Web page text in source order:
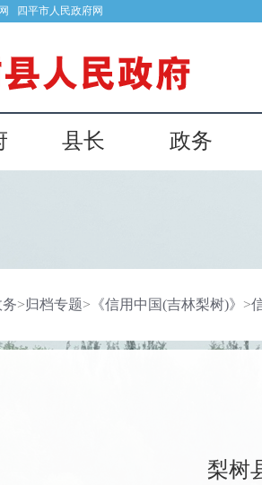
四平市人民政府网
县长 政务
>归档专题> 《信用中国(吉林梨树)》 >
梨树